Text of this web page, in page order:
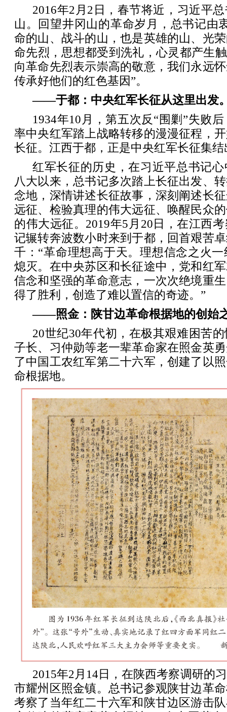
2016年2月2日，春节将近，习近平
山。回望井冈山的革命岁月，总书记由
命的山、战斗的山，也是英雄的山、光
命先烈，思想都受到洗礼，心灵都产生
向革命先烈表示崇高的敬意，我们永远
传承好他们的红色基因”。
——于都：中央红军长征从这里出发
1934年10月，第五次反“围剿”失败
率中央红军踏上战略转移的漫漫征程，
长征。江西于都，正是中央红军长征集
红军长征的历史，在习近平总书记
八大以来，总书记多次踏上长征出发、
念地，深情讲述长征故事，深刻阐述长
远征、检验真理的伟大远征、唤醒民众
的伟大远征。2019年5月20日，在江西
记辗转奔波数小时来到于都，回首艰苦
千：“革命理想高于天。理想信念之火
熄灭。在中央苏区和长征途中，党和红
信念和坚强的革命意志，一次次绝境重
得了胜利，创造了难以置信的奇迹。”
——照金：陕甘边革命根据地的创始
20世纪30年代初，在极其艰难困苦
子长、习仲勋等老一辈革命家在照金英
了中国工农红军第二十六军，创建了以
命根据地。
2015年2月14日，在陕西考察调研的
市耀州区照金镇。总书记参观陕甘边革
考察了当年红二十六军和陕甘边区游击